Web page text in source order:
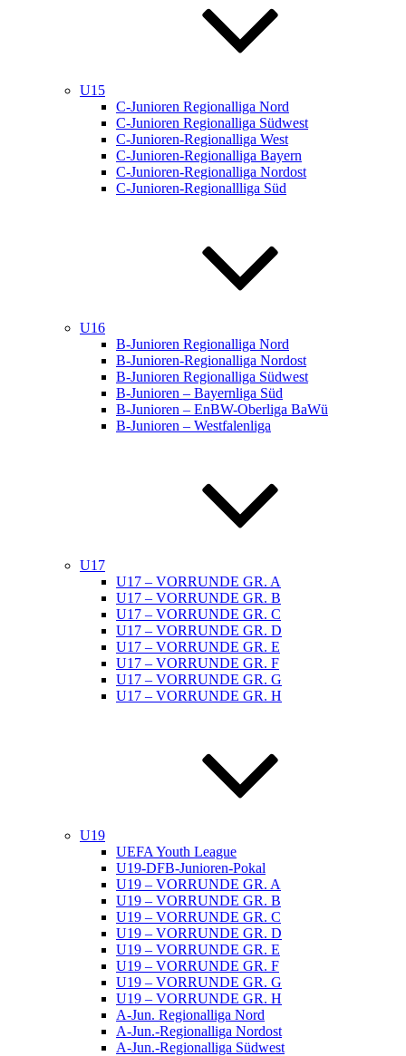
U15
C-Junioren Regionalliga Nord
C-Junioren Regionalliga Südwest
C-Junioren-Regionalliga West
C-Junioren-Regionalliga Bayern
C-Junioren-Regionalliga Nordost
C-Junioren-Regionallliga Süd
U16
B-Junioren Regionalliga Nord
B-Junioren-Regionalliga Nordost
B-Junioren Regionalliga Südwest
B-Junioren – Bayernliga Süd
B-Junioren – EnBW-Oberliga BaWü
B-Junioren – Westfalenliga
U17
U17 – VORRUNDE GR. A
U17 – VORRUNDE GR. B
U17 – VORRUNDE GR. C
U17 – VORRUNDE GR. D
U17 – VORRUNDE GR. E
U17 – VORRUNDE GR. F
U17 – VORRUNDE GR. G
U17 – VORRUNDE GR. H
U19
UEFA Youth League
U19-DFB-Junioren-Pokal
U19 – VORRUNDE GR. A
U19 – VORRUNDE GR. B
U19 – VORRUNDE GR. C
U19 – VORRUNDE GR. D
U19 – VORRUNDE GR. E
U19 – VORRUNDE GR. F
U19 – VORRUNDE GR. G
U19 – VORRUNDE GR. H
A-Jun. Regionalliga Nord
A-Jun.-Regionalliga Nordost
A-Jun.-Regionalliga Südwest